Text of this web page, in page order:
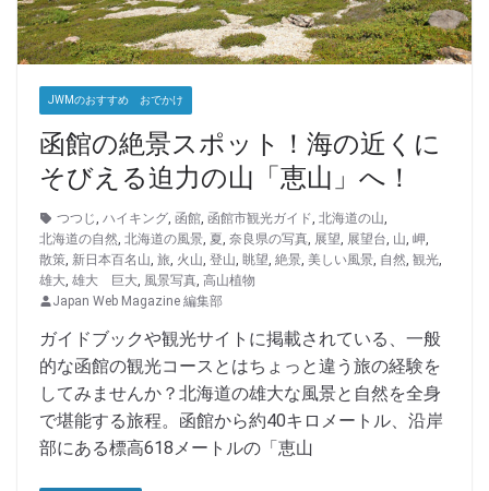
JWMのおすすめ おでかけ
函館の絶景スポット！海の近くに
そびえる迫力の山「恵山」へ！
つつじ ハイキング 函館 函館市観光ガイド 北海道の山
北海道の自然 北海道の風景 夏 奈良県の写真 展望 展望台 山 岬
散策 新日本百名山 旅 火山 登山 眺望 絶景 美しい風景 自然 観光
雄大 雄大 巨大 風景写真 高山植物
Japan Web Magazine 編集部
ガイドブックや観光サイトに掲載されている、一般
的な函館の観光コースとはちょっと違う旅の経験を
してみませんか？北海道の雄大な風景と自然を全身
で堪能する旅程。函館から約40キロメートル、沿岸
部にある標高618メートルの「恵山